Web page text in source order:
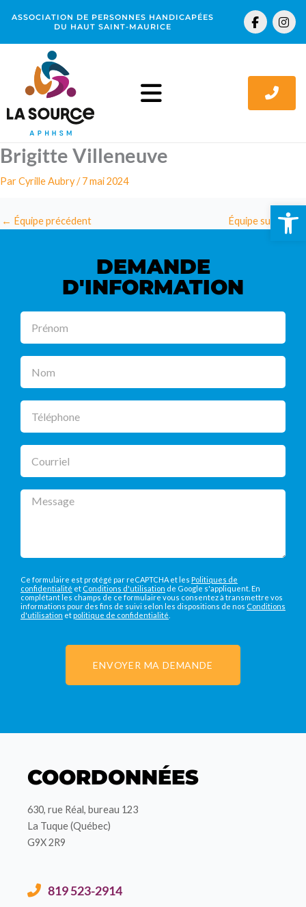
ASSOCIATION DE PERSONNES HANDICAPÉES
DU HAUT SAINT-MAURICE
F
a
o
-
I
n
g
m
Brigitte Villeneuve
ParCyrille Aubry/7 mai 2024
← Équipe précédent Équipe suivant→
DEMANDE
D'INFORMATION
Message
Ce formulaire est protégé par reCAPTCHA et les Politiques de
confidentialité et Conditions d'utilisation de Google s'appliquent. En
complétant les champs de ce formulaire vous consentez à transmettre vos
informations pour des fins de suivi selon les dispositions de nos Conditions
d'utilisation etpolitique de confidentialité
ENVOYER MA DEMANDE
COORDONNÉES
630, rue Réal, bureau 123
La Tuque (Québec)
G9X 2R9
819 523-2914